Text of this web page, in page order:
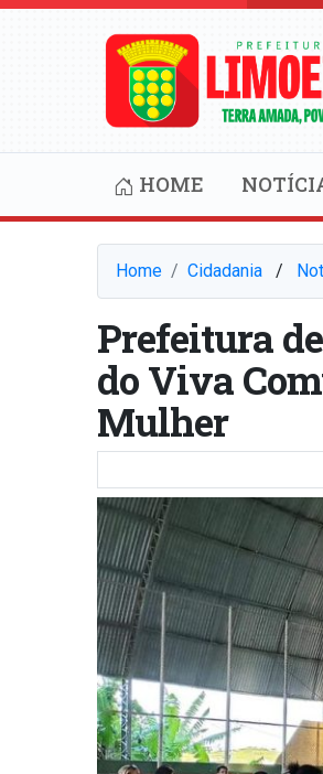
HOME
Home Cidadania⠀/⠀
Prefeitura
do Viva
Mulher